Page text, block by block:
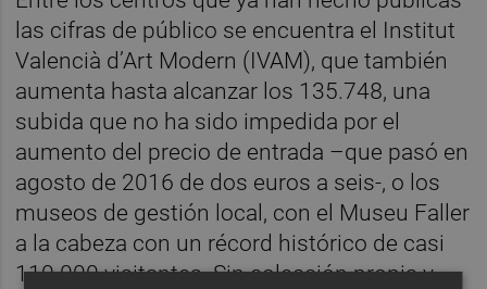
las cifras de público se encuentra el Institut
Valencià d’Art Modern (IVAM), que también
aumenta hasta alcanzar los 135.748, una
subida que no ha sido impedida por el
aumento del precio de entrada –que pasó en
agosto de 2016 de dos euros a seis-, o los
museos de gestión local, con el Museu Faller
a la cabeza con un récord histórico de casi
110.000 visitantes. Sin colección propia y